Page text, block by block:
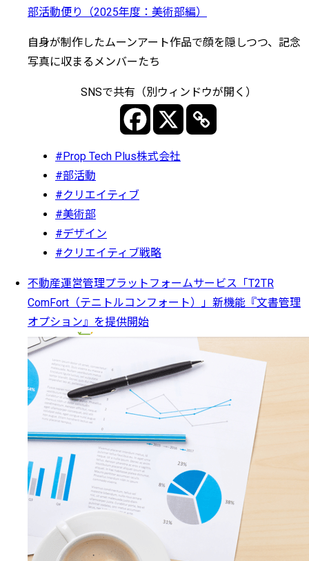
部活動便り（2025年度：美術部編）
自身が制作したムーンアート作品で顔を隠しつつ、記念
写真に収まるメンバーたち
SNSで共有（別ウィンドウが開く）
#Prop Tech Plus株式会社
#部活動
#クリエイティブ
#美術部
#デザイン
#クリエイティブ戦略
不動産運営管理プラットフォームサービス「T2TR
ComFort（テニトルコンフォート）」新機能『文書管理
オプション』を提供開始